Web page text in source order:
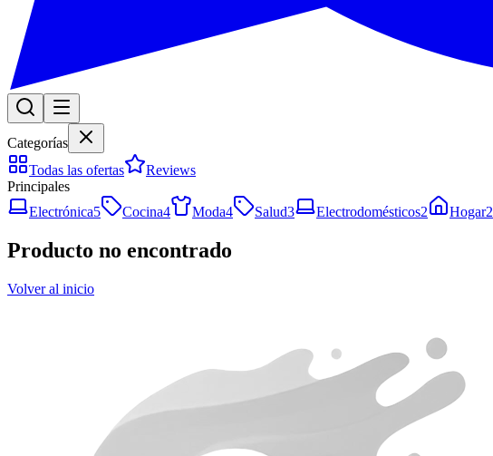
Categorías
Todas las ofertas
Reviews
Principales
Electrónica5 Cocina4 Moda4 Salud3 Electrodomésticos2 Hogar2
Producto no encontrado
Volver al inicio